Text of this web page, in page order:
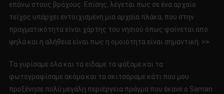
επάνω στους βράχους. Επίσης, λέγεται πως σε ένα αρχαίο
τείχος υπάρχει εντοιχισμένη μια αρχαία πλάκα, που στην
πραγματικότητα είναι χάρτης του νησιού όπως φαίνεται από
ψηλά και η αλήθεια είναι πως η ομοιότητα είναι σημαντική. >>
Τα γυρίσαμε όλα και τα είδαμε τα ψάξαμε και τα
φωτογραφίσαμε ακόμα και τα σκιτσάραμε κάτι που μου
προξένησε πολύ μεγάλη περιέργεια πράγμα που έκανε ο Saman